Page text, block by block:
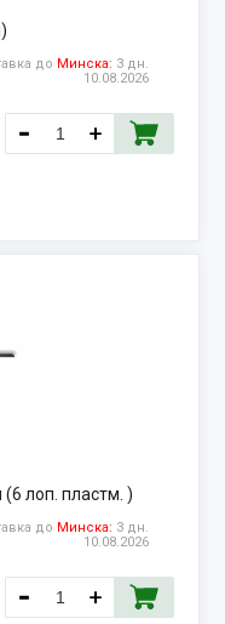
до Минска: 3 дн.
10.08.2026
лоп. пластм. )
до Минска: 3 дн.
10.08.2026